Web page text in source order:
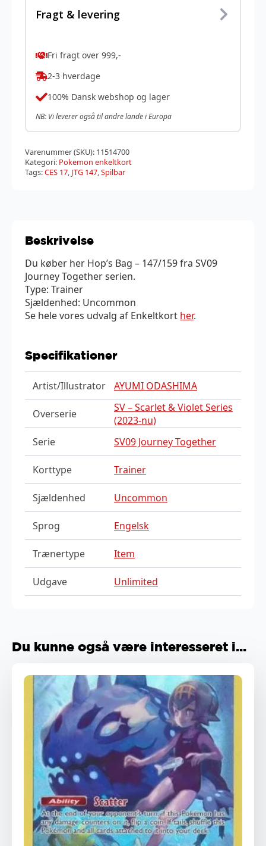
Fragt & levering
Fri fragt over 999,-
2-3 hverdage
100% Dansk webshop og lager
NB: Vi leverer også til andre lande i Europa
Varenummer (SKU): 11514700
Kategori: Pokemon enkeltkort
Tags:CES 17, JTG 147,Spilbar
Beskrivelse
Du køber her Hop’s Bag – 147/159 fra SV09
Journey Together serien.
Type: Trainer
Sjældenhed: Uncommon
Se hele vores udvalg af Enkeltkort her.
Specifikationer
Artist/Illustrator AYUMI ODASHIMA
Overserie
SV – Scarlet & Violet Series
(2023-nu)
Serie
SV09 Journey Together
Korttype Trainer
Sjældenhed Uncommon
Sprog Engelsk
Trænertype Item
Udgave Unlimited
Du kunne også være interesseret i...